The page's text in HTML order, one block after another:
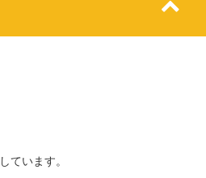
います。